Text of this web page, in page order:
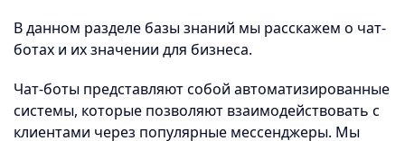
В данном разделе базы знаний мы расскажем о чат-
ботах и их значении для бизнеса.
Чат-боты представляют собой автоматизированные
системы, которые позволяют взаимодействовать с
клиентами через популярные мессенджеры. Мы